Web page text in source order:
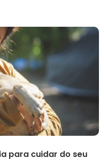
para cuidar do seu